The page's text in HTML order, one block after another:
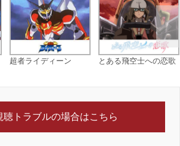
超者ライディーン とある飛空士への恋歌
聴トラブルの場合はこちら